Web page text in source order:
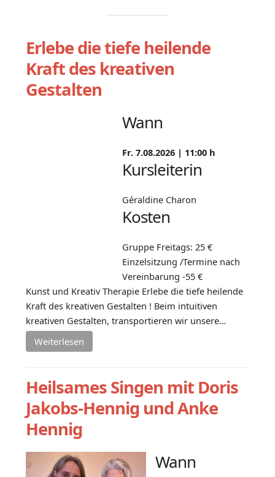
Erlebe die tiefe heilende
Kraft des kreativen
Gestalten
Wann
Fr. 7.08.2026 | 11:00 h
Kursleiterin
Géraldine Charon
Kosten
Gruppe Freitags: 25 €
Einzelsitzung /Termine nach
Vereinbarung -55 €
Kunst und Kreativ Therapie Erlebe die tiefe heilende
Kraft des kreativen Gestalten ! Beim intuitiven
kreativen Gestalten, transportieren wir unsere…
Weiterlesen
Heilsames Singen mit Doris
Jakobs-Hennig und Anke
Hennig
Wann